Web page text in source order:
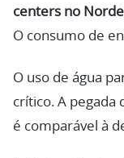
centers no
O consumo de
O uso de água
crítico. A pegada
é comparável à